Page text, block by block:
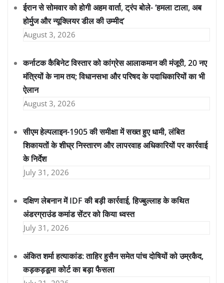
ईरान से सोमवार को होगी अहम वार्ता, ट्रंप बोले- ‘हमला टाला, अब
होर्मुज और न्यूक्लियर डील की उम्मीद’
August 3, 2026
कर्नाटक कैबिनेट विस्तार को कांग्रेस आलाकमान की मंजूरी, 20 नए
मंत्रियों के नाम तय; विधानसभा और परिषद के पदाधिकारियों का भी
ऐलान
August 3, 2026
सीएम हेल्पलाइन-1905 की समीक्षा में सख्त हुए धामी, लंबित
शिकायतों के शीघ्र निस्तारण और लापरवाह अधिकारियों पर कार्रवाई
के निर्देश
July 31, 2026
दक्षिण लेबनान में IDF की बड़ी कार्रवाई, हिज्बुल्लाह के कथित
अंडरग्राउंड कमांड सेंटर को किया ध्वस्त
July 31, 2026
अंकित शर्मा हत्याकांड: ताहिर हुसैन समेत पांच दोषियों को उम्रकैद,
कड़कड़डूमा कोर्ट का बड़ा फैसला